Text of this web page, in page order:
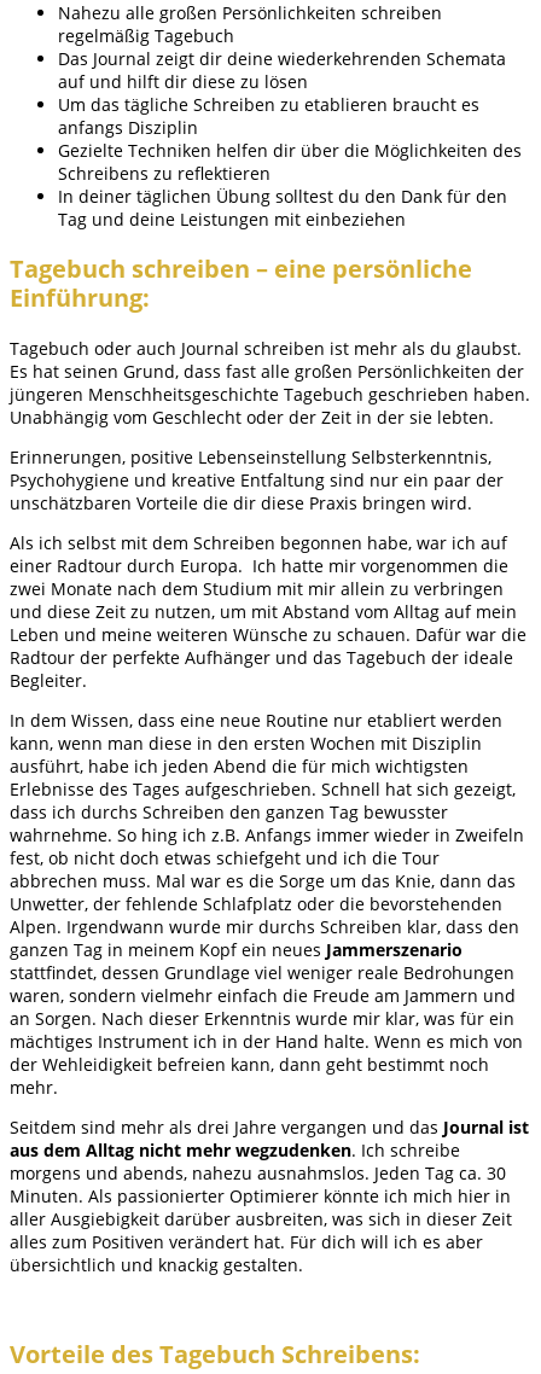
Nahezu alle großen Persönlichkeiten schreiben
regelmäßig Tagebuch
Das Journal zeigt dir deine wiederkehrenden Schemata
auf und hilft dir diese zu lösen
Um das tägliche Schreiben zu etablieren braucht es
anfangs Disziplin
Gezielte Techniken helfen dir über die Möglichkeiten des
Schreibens zu reflektieren
In deiner täglichen Übung solltest du den Dank für den
Tag und deine Leistungen mit einbeziehen
Tagebuch schreiben – eine persönliche
Einführung:
Tagebuch oder auch Journal schreiben ist mehr als du glaubst.
Es hat seinen Grund, dass fast alle großen Persönlichkeiten der
jüngeren Menschheitsgeschichte Tagebuch geschrieben haben.
Unabhängig vom Geschlecht oder der Zeit in der sie lebten.
Erinnerungen, positive Lebenseinstellung Selbsterkenntnis,
Psychohygiene und kreative Entfaltung sind nur ein paar der
unschätzbaren Vorteile die dir diese Praxis bringen wird.
Als ich selbst mit dem Schreiben begonnen habe, war ich auf
einer Radtour durch Europa. Ich hatte mir vorgenommen die
zwei Monate nach dem Studium mit mir allein zu verbringen
und diese Zeit zu nutzen, um mit Abstand vom Alltag auf mein
Leben und meine weiteren Wünsche zu schauen. Dafür war die
Radtour der perfekte Aufhänger und das Tagebuch der ideale
Begleiter.
In dem Wissen, dass eine neue Routine nur etabliert werden
kann, wenn man diese in den ersten Wochen mit Disziplin
ausführt, habe ich jeden Abend die für mich wichtigsten
Erlebnisse des Tages aufgeschrieben. Schnell hat sich gezeigt,
dass ich durchs Schreiben den ganzen Tag bewusster
wahrnehme. So hing ich z.B. Anfangs immer wieder in Zweifeln
fest, ob nicht doch etwas schiefgeht und ich die Tour
abbrechen muss. Mal war es die Sorge um das Knie, dann das
Unwetter, der fehlende Schlafplatz oder die bevorstehenden
Alpen. Irgendwann wurde mir durchs Schreiben klar, dass den
ganzen Tag in meinem Kopf ein neues Jammerszenario
stattfindet, dessen Grundlage viel weniger reale Bedrohungen
waren, sondern vielmehr einfach die Freude am Jammern und
an Sorgen. Nach dieser Erkenntnis wurde mir klar, was für ein
mächtiges Instrument ich in der Hand halte. Wenn es mich von
der Wehleidigkeit befreien kann, dann geht bestimmt noch
mehr.
Seitdem sind mehr als drei Jahre vergangen und das Journal ist
aus dem Alltag nicht mehr wegzudenken. Ich schreibe
morgens und abends, nahezu ausnahmslos. Jeden Tag ca. 30
Minuten. Als passionierter Optimierer könnte ich mich hier in
aller Ausgiebigkeit darüber ausbreiten, was sich in dieser Zeit
alles zum Positiven verändert hat. Für dich will ich es aber
übersichtlich und knackig gestalten.
Vorteile des Tagebuch Schreibens: